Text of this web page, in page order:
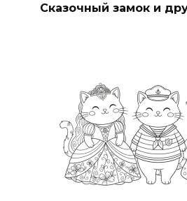
Сказочный замок и